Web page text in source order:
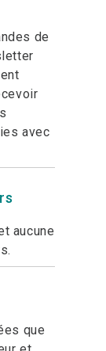
de
avec
aucune
que